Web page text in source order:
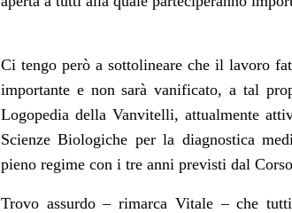
Ci tengo però a sottolineare che il lavoro
importante e non sarà vanificato, a tal
Logopedia della Vanvitelli, attualmente
Scienze Biologiche per la diagnostica
pieno regime con i tre anni previsti dal
Trovo assurdo – rimarca Vitale – che